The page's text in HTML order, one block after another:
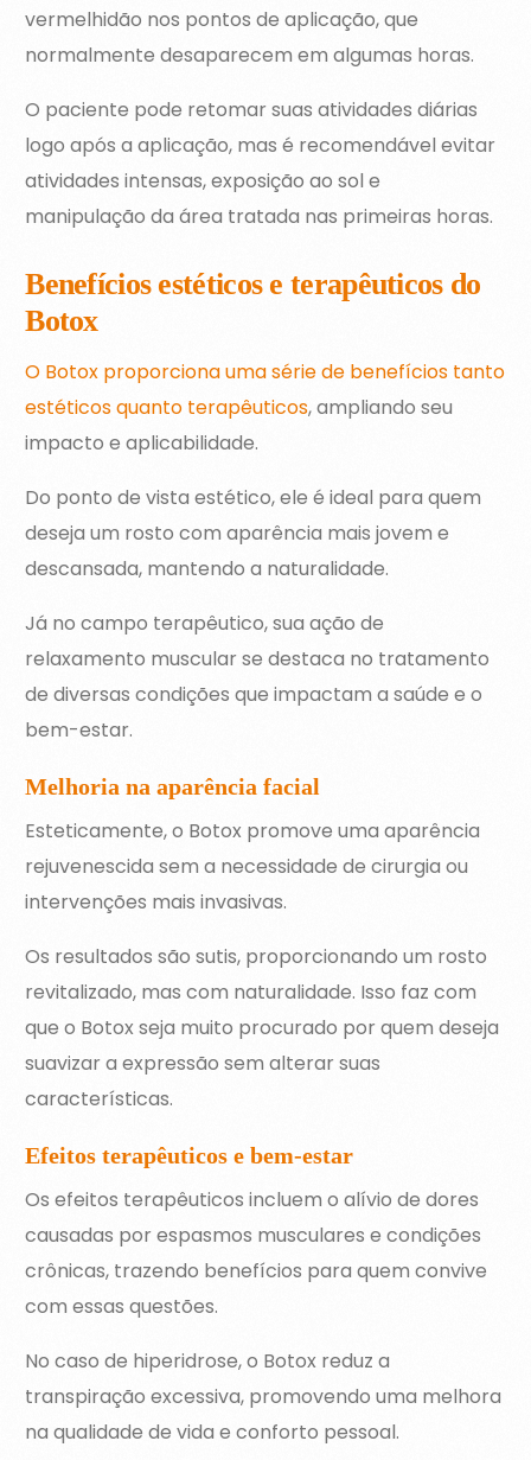
vermelhidão nos pontos de aplicação, que
normalmente desaparecem em algumas horas.
O paciente pode retomar suas atividades diárias
logo após a aplicação, mas é recomendável evitar
atividades intensas, exposição ao sol e
manipulação da área tratada nas primeiras horas.
Benefícios estéticos e terapêuticos do
Botox
O Botox proporciona uma série de benefícios tanto
estéticos quanto terapêuticos, ampliando seu
impacto e aplicabilidade.
Do ponto de vista estético, ele é ideal para quem
deseja um rosto com aparência mais jovem e
descansada, mantendo a naturalidade.
Já no campo terapêutico, sua ação de
relaxamento muscular se destaca no tratamento
de diversas condições que impactam a saúde e o
bem-estar.
Melhoria na aparência facial
Esteticamente, o Botox promove uma aparência
rejuvenescida sem a necessidade de cirurgia ou
intervenções mais invasivas.
Os resultados são sutis, proporcionando um rosto
revitalizado, mas com naturalidade. Isso faz com
que o Botox seja muito procurado por quem deseja
suavizar a expressão sem alterar suas
características.
Efeitos terapêuticos e bem-estar
Os efeitos terapêuticos incluem o alívio de dores
causadas por espasmos musculares e condições
crônicas, trazendo benefícios para quem convive
com essas questões.
No caso de hiperidrose, o Botox reduz a
transpiração excessiva, promovendo uma melhora
na qualidade de vida e conforto pessoal.